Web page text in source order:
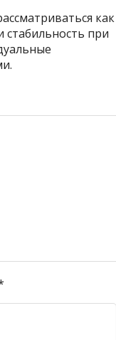
как
стабильность при